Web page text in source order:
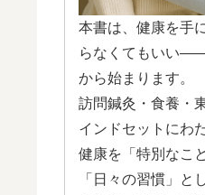
本書は、健康を手
らなくてもいい
から始まります。
訪問鍼灸・食養・
インドセットにわ
健康を「特別なこ
「日々の習慣」と